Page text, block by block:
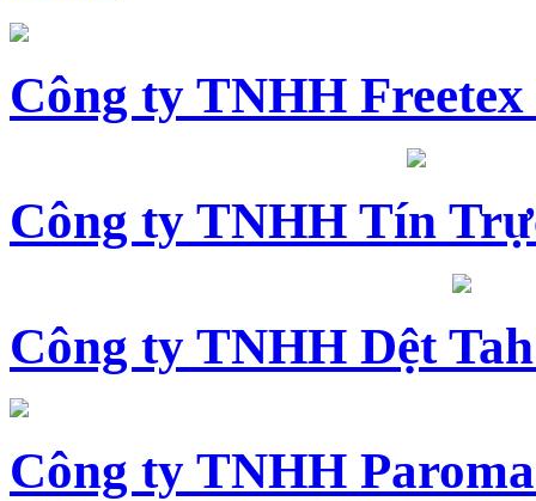
Công ty TNHH
Công ty TNHH Tín
Công ty TNHH Dệt
Công ty TNHH